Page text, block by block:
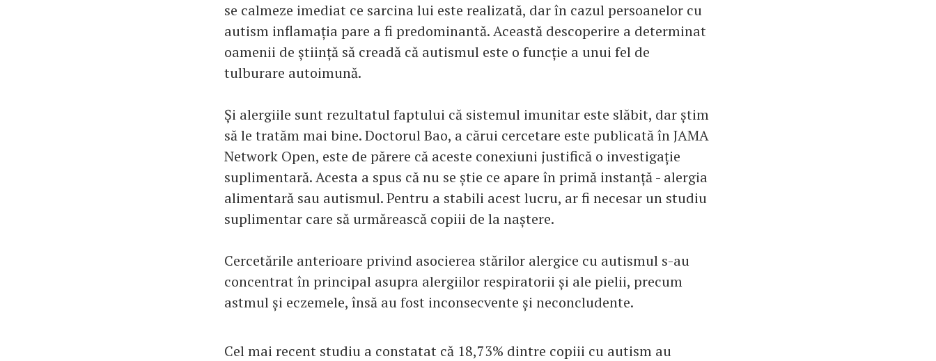
se calmeze imediat ce sarcina lui este realizată, dar în cazul persoanelor cu
autism inflamația pare a fi predominantă. Această descoperire a determinat
oamenii de știință să creadă că autismul este o funcție a unui fel de
tulburare autoimună.
Și alergiile sunt rezultatul faptului că sistemul imunitar este slăbit, dar știm
să le tratăm mai bine. Doctorul Bao, a cărui cercetare este publicată în JAMA
Network Open, este de părere că aceste conexiuni justifică o investigație
suplimentară. Acesta a spus că nu se știe ce apare în primă instanță - alergia
alimentară sau autismul. Pentru a stabili acest lucru, ar fi necesar un studiu
suplimentar care să urmărească copiii de la naștere.
Cercetările anterioare privind asocierea stărilor alergice cu autismul s-au
concentrat în principal asupra alergiilor respiratorii și ale pielii, precum
astmul și eczemele, însă au fost inconsecvente și neconcludente.
Cel mai recent studiu a constatat că 18,73% dintre copiii cu autism au